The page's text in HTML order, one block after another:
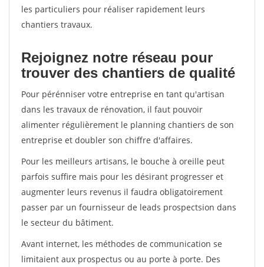
les particuliers pour réaliser rapidement leurs
chantiers travaux.
Rejoignez notre réseau pour
trouver des chantiers de qualité
Pour pérénniser votre entreprise en tant qu'artisan
dans les travaux de rénovation, il faut pouvoir
alimenter régulièrement le planning chantiers de son
entreprise et doubler son chiffre d'affaires.
Pour les meilleurs artisans, le bouche à oreille peut
parfois suffire mais pour les désirant progresser et
augmenter leurs revenus il faudra obligatoirement
passer par un fournisseur de leads prospectsion dans
le secteur du bâtiment.
Avant internet, les méthodes de communication se
limitaient aux prospectus ou au porte à porte. Des